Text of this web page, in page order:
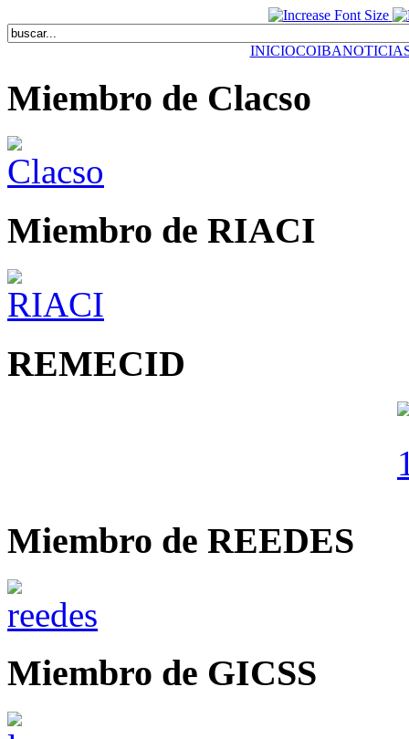
INICIOCOIBA
Miembro de Clacso
Miembro de RIACI
REMECID
Miembro de REEDES
Miembro de GICSS